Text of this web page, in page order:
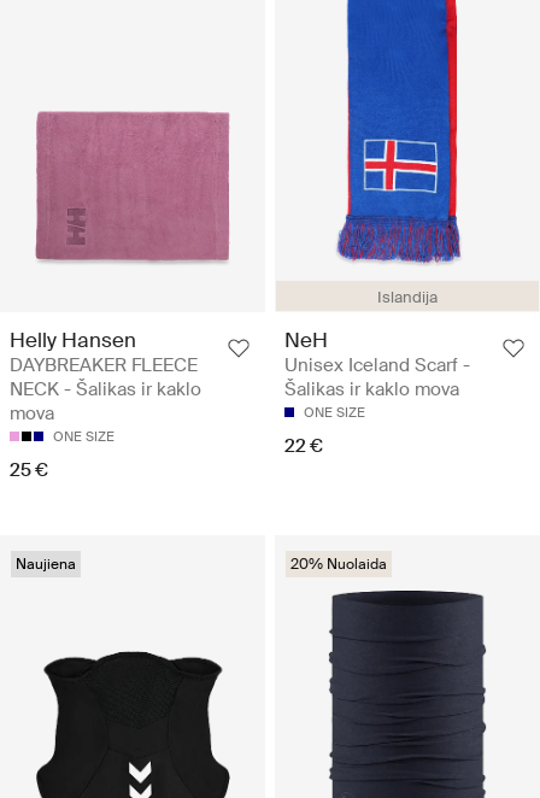
Helly Hansen
DAYBREAKER FLEECE
NECK - Šalikas ir kaklo
mova
ONE SIZE
25 €
Islandija
NeH
Unisex Iceland Scarf -
Šalikas ir kaklo mova
ONE SIZE
22 €
Naujiena 20% Nuolaida